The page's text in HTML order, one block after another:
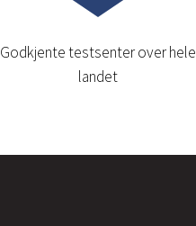
Godkjente testsenter over hele
landet